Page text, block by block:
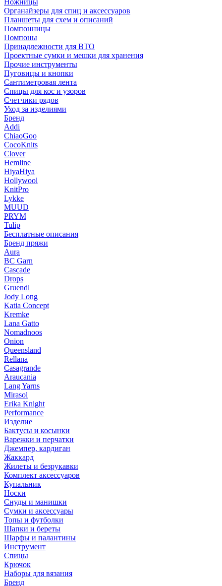
Ножницы
Органайзеры для спиц и аксессуаров
Планшеты для схем и описаний
Помпонницы
Помпоны
Принадлежности для ВТО
Проектные сумки и мешки для хранения
Прочие инструменты
Пуговицы и кнопки
Сантиметровая лента
Спицы для кос и узоров
Счетчики рядов
Уход за изделиями
Бренд
Addi
ChiaoGoo
CocoKnits
Clover
Hemline
HiyaHiya
Hollywool
KnitPro
Lykke
MUUD
PRYM
Tulip
Бесплатные описания
Бренд пряжи
Aura
BC Garn
Cascade
Drops
Gruendl
Jody Long
Katia Concept
Kremke
Lana Gatto
Nomadnoos
Onion
Queensland
Rellana
Casagrande
Araucania
Lang Yarns
Mirasol
Erika Knight
Performance
Изделие
Бактусы и косынки
Варежки и перчатки
Джемпер, кардиган
Жаккард
Жилеты и безрукавки
Комплект аксессуаров
Купальник
Носки
Снуды и манишки
Сумки и аксессуары
Топы и футболки
Шапки и береты
Шарфы и палантины
Инструмент
Спицы
Крючок
Наборы для вязания
Бренд